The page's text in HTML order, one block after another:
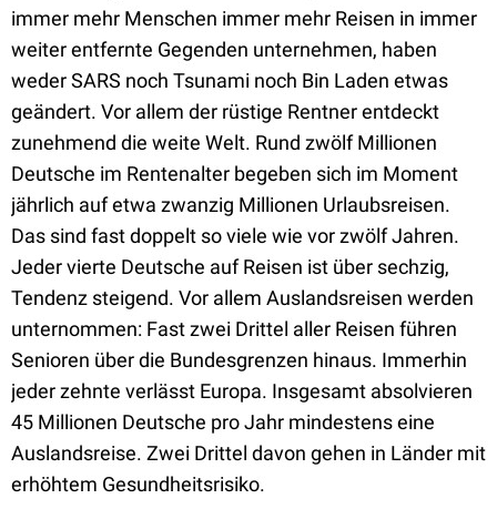
immer mehr Menschen immer mehr Reisen in immer
weiter entfernte Gegenden unternehmen, haben
weder SARS noch Tsunami noch Bin Laden etwas
geändert. Vor allem der rüstige Rentner entdeckt
zunehmend die weite Welt. Rund zwölf Millionen
Deutsche im Rentenalter begeben sich im Moment
jährlich auf etwa zwanzig Millionen Urlaubsreisen.
Das sind fast doppelt so viele wie vor zwölf Jahren.
Jeder vierte Deutsche auf Reisen ist über sechzig,
Tendenz steigend. Vor allem Auslandsreisen werden
unternommen: Fast zwei Drittel aller Reisen führen
Senioren über die Bundesgrenzen hinaus. Immerhin
jeder zehnte verlässt Europa. Insgesamt absolvieren
45 Millionen Deutsche pro Jahr mindestens eine
Auslandsreise. Zwei Drittel davon gehen in Länder mit
erhöhtem Gesundheitsrisiko.